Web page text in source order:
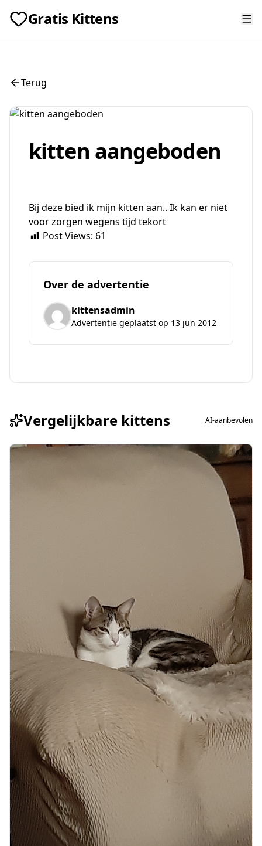
Gratis Kittens
Terug
kitten aangeboden
Bij deze bied ik mijn kitten aan.. Ik kan er niet
voor zorgen wegens tijd tekort
Post Views: 61
Over de advertentie
kittensadmin
Advertentie geplaatst op 13 jun 2012
Vergelijkbare kittens AI-aanbevolen